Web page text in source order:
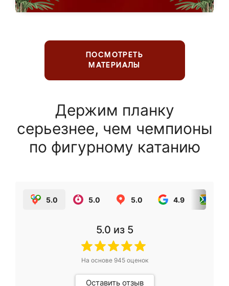
ПОСМОТРЕТЬ
МАТЕРИАЛЫ
Держим планку
серьезнее, чем чемпионы
по фигурному катанию
5.0 5.0 5.0 4.9
5.0 из 5
На основе 945оценок
Оставить отзыв